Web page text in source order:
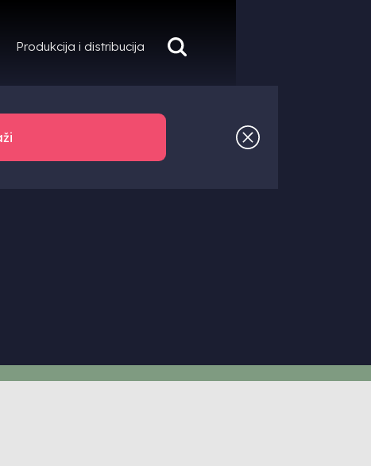
Produkcija i distribucija